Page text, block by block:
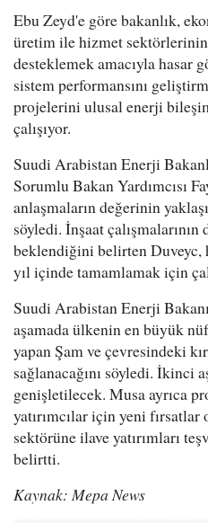
Ebu Zeyd'e göre bakanlık,
üretim ile hizmet sektörlerinin
desteklemek amacıyla hasar
sistem performansını
projelerini ulusal enerji
çalışıyor.
Suudi Arabistan Enerji
Sorumlu Bakan Yardımcısı
anlaşmaların değerinin
söyledi. İnşaat
beklendiğini belirten Duveyc,
yıl içinde tamamlamak için
Suudi Arabistan Enerji
aşamada ülkenin en büyük
yapan Şam ve çevresindeki
sağlanacağını söyledi. İkinci
genişletilecek. Musa ayrıca
yatırımcılar için yeni
sektörüne ilave yatırımları
belirtti.
Kaynak: Mepa News